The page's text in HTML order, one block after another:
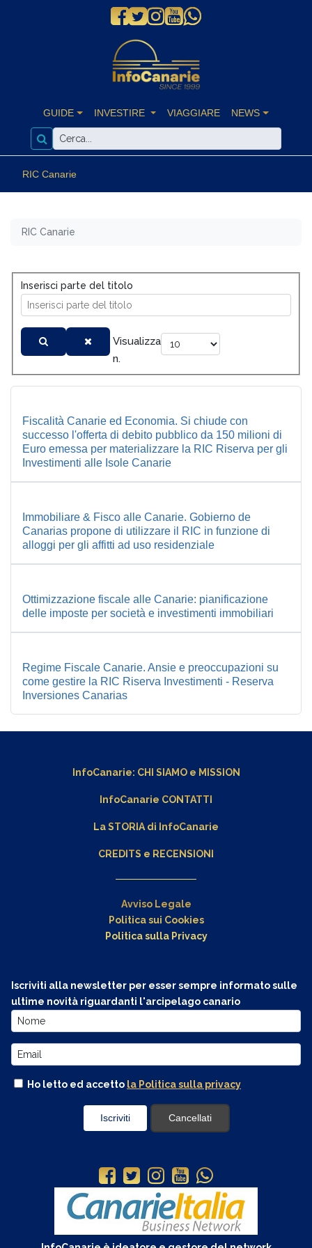
GUIDE INVESTIRE VIAGGIARE NEWS
RIC Canarie
RIC Canarie
Inserisci parte del titolo
Visualizza
n.
Fiscalità Canarie ed Economia. Si chiude con
successo l'offerta di debito pubblico da 150 milioni di
Euro emessa per materializzare la RIC Riserva per gli
Investimenti alle Isole Canarie
Immobiliare & Fisco alle Canarie. Gobierno de
Canarias propone di utilizzare il RIC in funzione di
alloggi per gli affitti ad uso residenziale
Ottimizzazione fiscale alle Canarie: pianificazione
delle imposte per società e investimenti immobiliari
Regime Fiscale Canarie. Ansie e preoccupazioni su
come gestire la RIC Riserva Investimenti - Reserva
Inversiones Canarias
InfoCanarie: CHI SIAMOe MISSION
InfoCanarie CONTATTI
La STORIA di InfoCanarie
CREDITS e RECENSIONI
Avviso Legale
Politica sui Cookies
Politica sulla Privacy
Iscriviti alla newsletter per esser sempre informato sulle
ultime novità riguardanti l'arcipelago canario
Ho letto ed accetto la Politica sulla privacy